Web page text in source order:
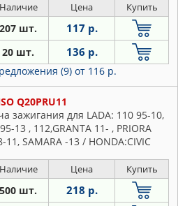
Наличие Цена Купить
207 шт. 117 р.
20 шт. 136 р.
(9) от 116 р.
Q20PRU11
зажигания для LADA: 110 95-10,
13 , 112,GRANTA 11- , PRIORA
11, SAMARA -13 / HONDA:CIVIC
Наличие Цена Купить
500 шт. 218 р.